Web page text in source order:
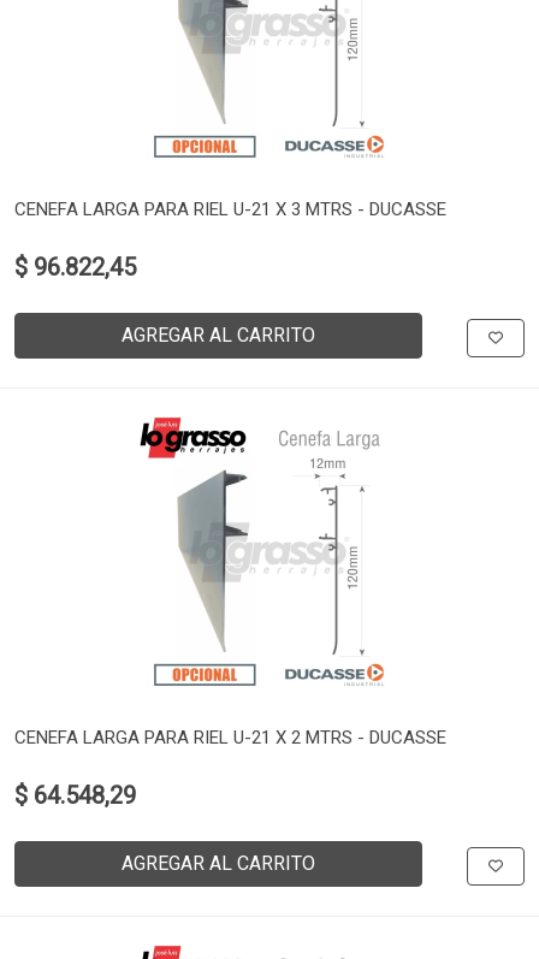
CENEFA LARGA PARA RIEL U-21 X 3 MTRS - DUCASSE
$ 96.822,45
AGREGAR AL CARRITO
CENEFA LARGA PARA RIEL U-21 X 2 MTRS - DUCASSE
$ 64.548,29
AGREGAR AL CARRITO